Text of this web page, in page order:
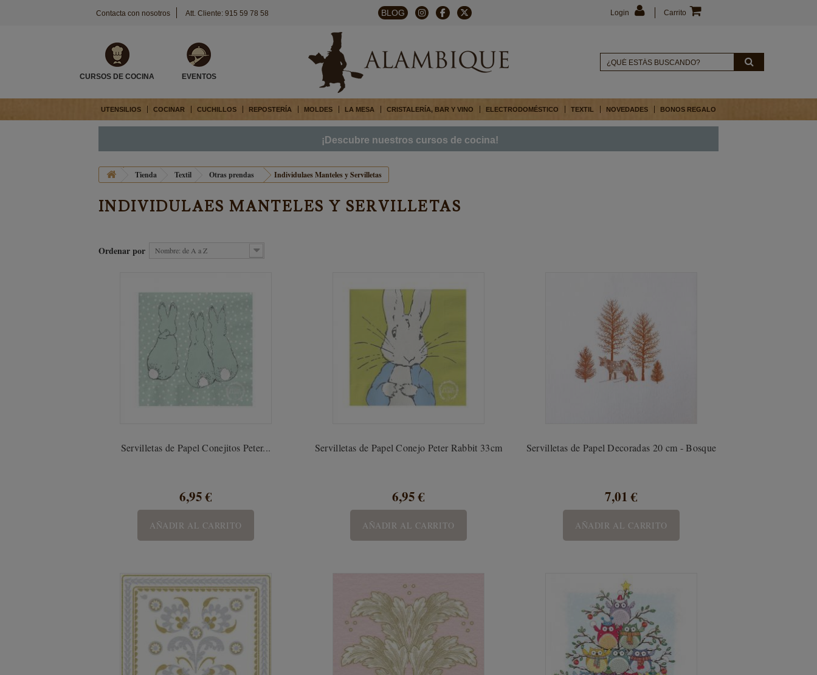
Contacta con nosotros Att. Cliente: 915 59 78 58 BLOG Carrito
Login
CURSOS DE COCINA EVENTOS
UTENSILIOS COCINAR CUCHILLOS REPOSTERÍA MOLDES LA MESA CRISTALERÍA, BAR Y VINO ELECTRODOMÉSTICO TEXTIL NOVEDADES BONOS REGALO
¡Descubre nuestros cursos de cocina!
Tienda Textil Otras prendas Individulaes Manteles y Servilletas
INDIVIDULAES MANTELES Y SERVILLETAS
Ordenar por Nombre: de A a Z
Servilletas de Papel Conejitos Peter...
6,95 €
AÑADIR AL CARRITO
Servilletas de Papel Conejo Peter Rabbit 33cm
6,95 €
AÑADIR AL CARRITO
Servilletas de Papel Decoradas 20 cm - Bosque
7,01 €
AÑADIR AL CARRITO